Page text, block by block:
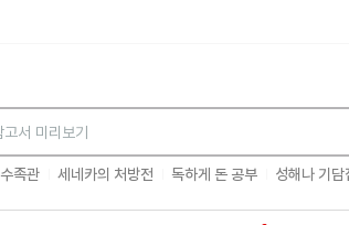
수족관 세네카의 처방전 독하게 돈 공부 성해나 기담